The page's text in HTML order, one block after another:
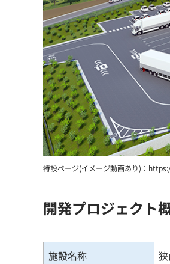
特設ページ(イメージ動画あり)：
開発プロジェクト
施設名称